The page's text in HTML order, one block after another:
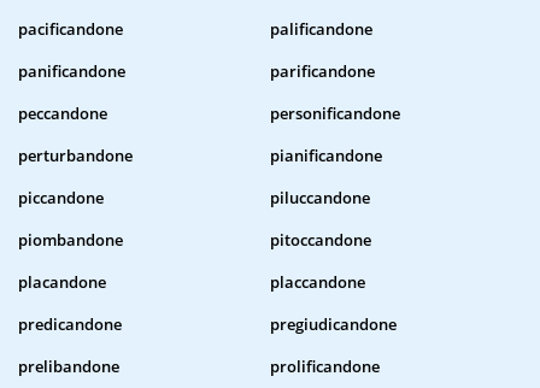
pacificandone
palificandone
panificandone
parificandone
peccandone
personificandone
perturbandone
pianificandone
piccandone
piluccandone
piombandone
pitoccandone
placandone
placcandone
predicandone
pregiudicandone
prelibandone
prolificandone